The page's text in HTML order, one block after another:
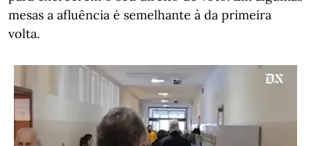
mesas a afluência é semelhante à da primeira
volta.